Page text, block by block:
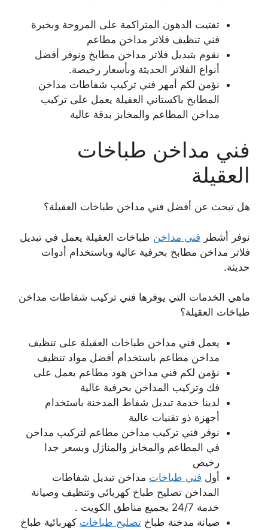
تفتيت الدهون المتراكمة على المروحة وبخبرة
فني تنظيف فلاتر مداخن مطاعم
نقوم بتبديل فلاتر مداخن مطابخ ونوفر أفضل
أنواع الفلاتر الحديثة وبأسعار رخيصة.
نؤمن لكم أمهر فني تركيب شفاطات مداخن
المطابخ باكستاني العقيلة يعمل على تركيب
مداخن المطاعم والمخابز بدقة عالية
فني مداخن طباخات
العقيلة
هل تبحث عن أفضل فني مداخن طباخات العقيلة؟
نوفر أشطر فني مداخن طباخات العقيلة يعمل في تبديل
فلاتر مداخن مطابخ بحرفية عالية وباستخدام أدوات
حديثة.
ماهي الخدمات التي يوفرها فني تركيب شفاطات مداخن
طباخات العقيلة؟
يعمل فني مداخن طباخات العقيلة على تنظيف
مداخن مطاعم باستخدام أفضل مواد تنظيف
نؤمن لكم فني مداخن هود مطاعم يعمل على
فك وتركيب المداخن بحرفية عالية
لدينا خدمة تبديل شفاط المدخنة باستخدام
أجهزة ذو تقنيات عالية
نوفر فني تركيب مداخن مطاعم لتركيب مداخن
في المطاعم والمخابز والمنازل وبسعر جدا
رخيص
أول فني طباخات مداخن تبديل شفاطات
المداخن تصليح طباخ كهربائي وتنظيف وصيانة
خدمة 24/7 بجميع مناطق الكويت .
صيانة مدخنة طباخ تصليح طباخات كهربائية طباخ